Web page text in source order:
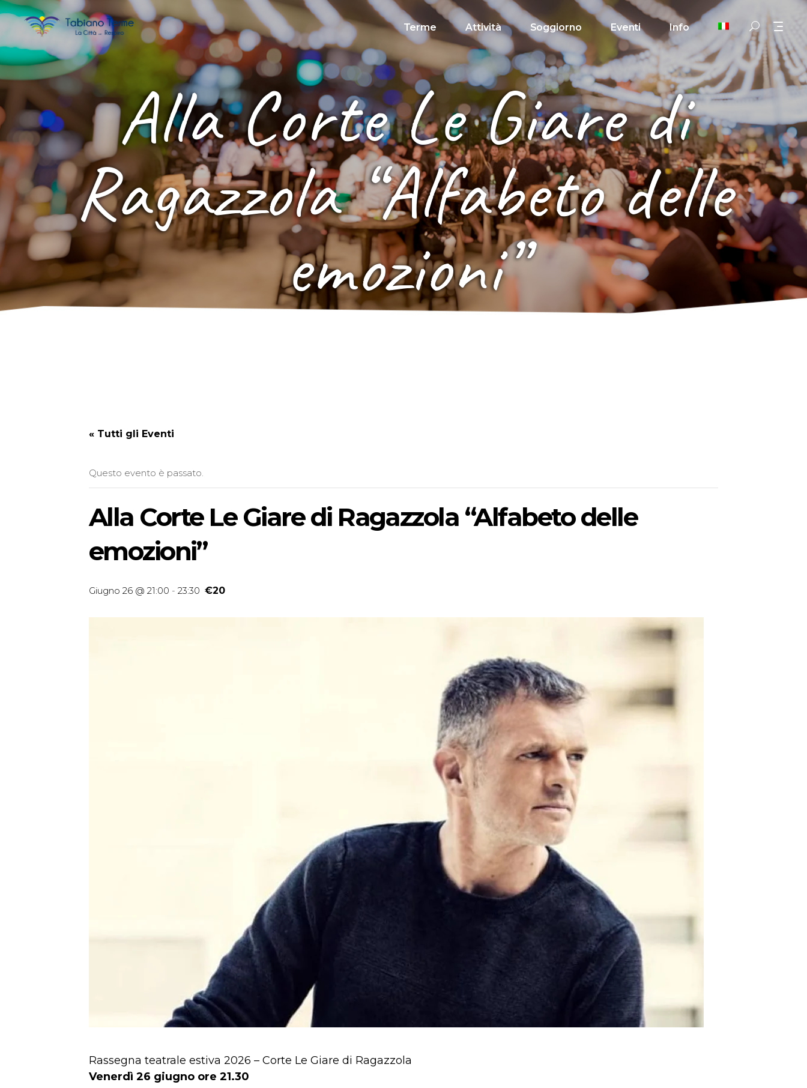
Terme Attività Soggiorno Eventi Info
Alla Corte Le Giare di
Ragazzola “Alfabeto delle
emozioni”
« Tutti gli Eventi
Questo evento è passato.
Alla Corte Le Giare di Ragazzola “Alfabeto delle
emozioni”
Giugno 26 @ 21:00 - 23:30 €20
Rassegna teatrale estiva 2026 – Corte Le Giare di Ragazzola
Venerdì 26 giugno ore 21.30